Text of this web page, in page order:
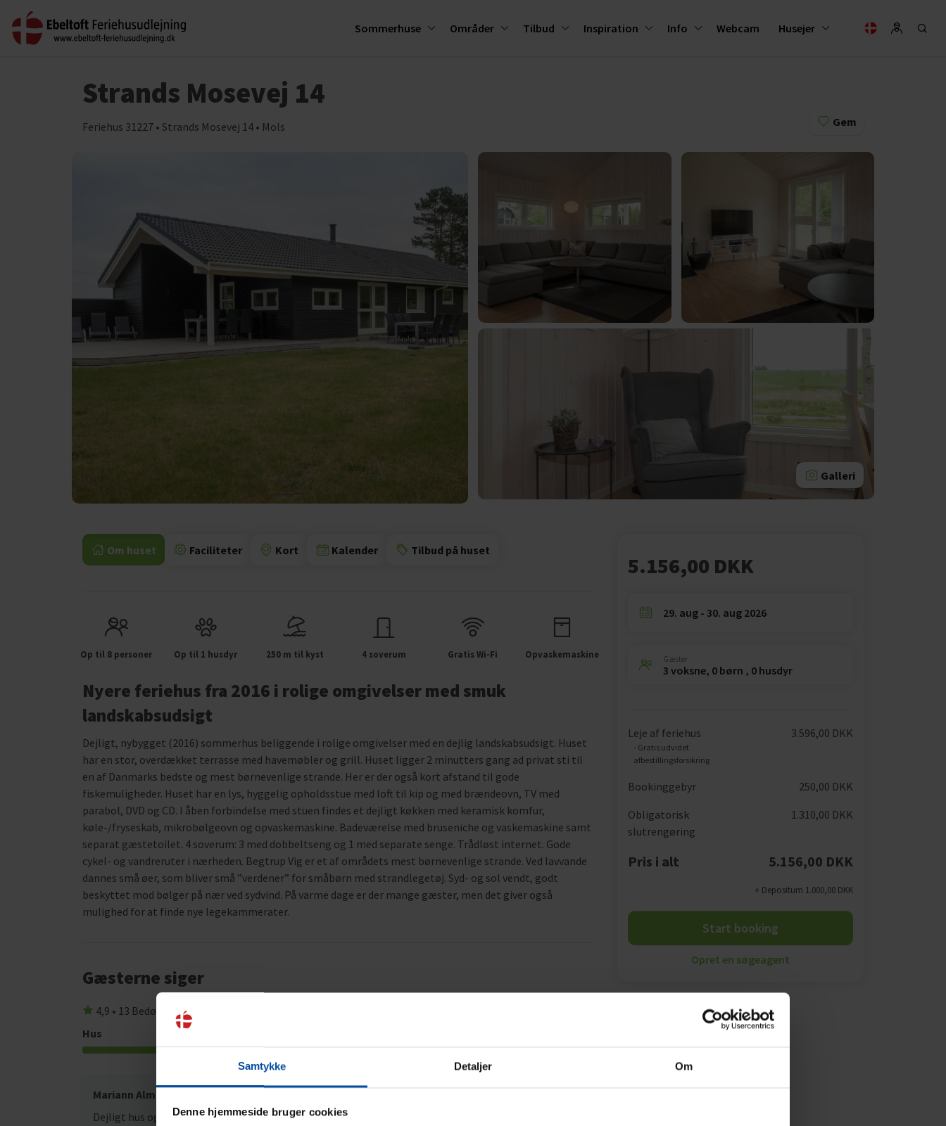
Samtykke Detaljer Om
Denne hjemmeside bruger cookies
Sommerhuse Områder Tilbud Inspiration Info Webcam Husejer
Strands Mosevej 14
Feriehus 31227 • Strands Mosevej 14 • Mols Gem
Galleri
Om huset Faciliteter Kort Kalender Tilbud på huset
Op til 8 personer Op til 1 husdyr 250 m til kyst 4 soverum Gratis Wi-Fi Opvaskemaskine
Nyere feriehus fra 2016 i rolige omgivelser med smuk
landskabsudsigt
Dejligt, nybygget (2016) sommerhus beliggende i rolige omgivelser med en dejlig landskabsudsigt. Huset
har en stor, overdækket terrasse med havemøbler og grill. Huset ligger 2 minutters gang ad privat sti til
en af Danmarks bedste og mest børnevenlige strande. Her er der også kort afstand til gode
fiskemuligheder. Huset har en lys, hyggelig opholdsstue med loft til kip og med brændeovn, TV med
parabol, DVD og CD. I åben forbindelse med stuen findes et dejligt køkken med keramisk komfur,
køle-/fryseskab, mikrobølgeovn og opvaskemaskine. Badeværelse med bruseniche og vaskemaskine samt
separat gæstetoilet. 4 soverum: 3 med dobbeltseng og 1 med separate senge. Trådløst internet. Gode
cykel- og vandreruter i nærheden. Begtrup Vig er et af områdets mest børnevenlige strande. Ved lavvande
dannes små øer, som bliver små ”verdener” for småbørn med strandlegetøj. Syd- og sol vendt, godt
beskyttet mod bølger på nær ved sydvind. På varme dage er der mange gæster, men det giver også
mulighed for at finde nye legekammerater.
Gæsterne siger
4,9 • 13 Bedømmelser
Hus
4,9
4,8
4,9
Mariann Almskou
Dejligt hus og fantastisk beliggenhed
5.156,00 DKK
29. aug - 30. aug 2026
Gæster
3 voksne, 0 børn , 0 husdyr
Leje af feriehus
- Gratis udvidet
afbestillingsforsikring
3.596,00 DKK
Bookinggebyr
250,00 DKK
Obligatorisk
slutrengøring
1.310,00 DKK
Pris i alt 5.156,00 DKK
+ Depositum 1.000,00 DKK
Start booking
Opret en søgeagent